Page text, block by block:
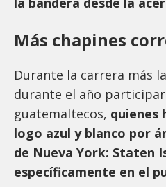
Más chapines
Durante la carrera más
durante el año
guatemaltecos, quienes
logo azul y blanco por
de Nueva York: Staten
específicamente en el